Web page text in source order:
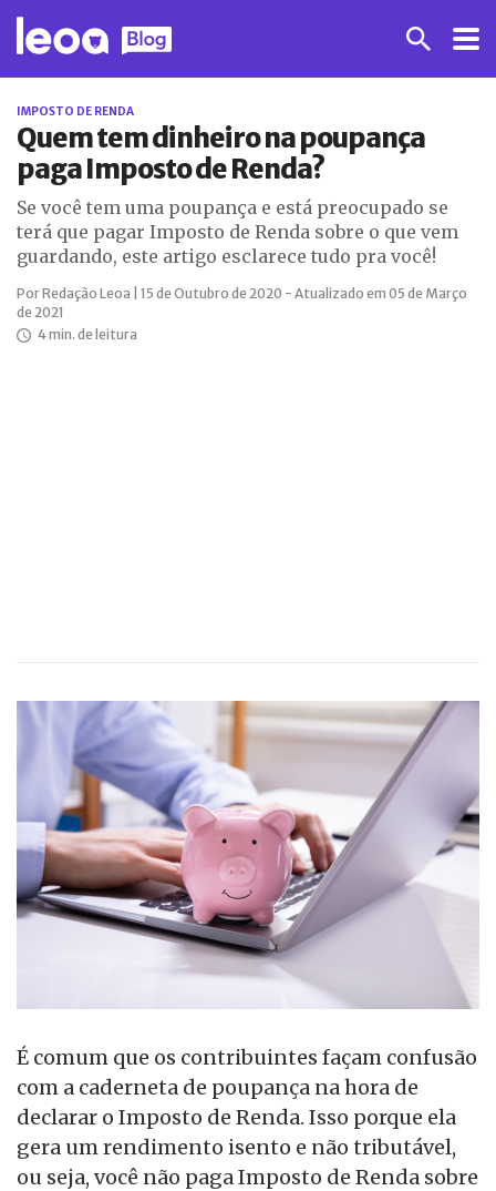
IMPOSTO DE RENDA
Quem tem dinheiro na poupança
paga Imposto de Renda?
Se você tem uma poupança e está preocupado se
terá que pagar Imposto de Renda sobre o que vem
guardando, este artigo esclarece tudo pra você!
Por Redação Leoa | 15 de Outubro de 2020 - Atualizado em 05 de Março
de 2021
4 min. de leitura
É comum que os contribuintes façam confusão
com a caderneta de poupança na hora de
declarar o Imposto de Renda. Isso porque ela
gera um rendimento isento e não tributável,
ou seja, você não paga Imposto de Renda sobre